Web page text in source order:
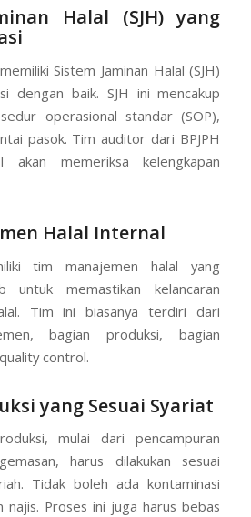
Halal (SJH) yang
Sistem Jaminan Halal (SJH)
dengan baik. SJH ini mencakup
operasional standar (SOP),
pasok. Tim auditor dari BPJPH
memeriksa kelengkapan
Halal Internal
tim manajemen halal yang
untuk memastikan kelancaran
Tim ini biasanya terdiri dari
bagian produksi, bagian
control.
yang Sesuai Syariat
mulai dari pencampuran
harus dilakukan sesuai
Tidak boleh ada kontaminasi
najis. Proses ini juga harus bebas